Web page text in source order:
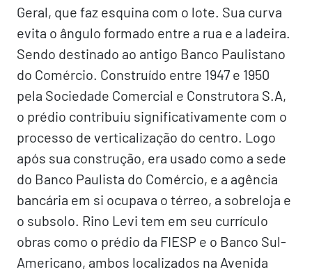
Geral, que faz esquina com o lote. Sua curva
evita o ângulo formado entre a rua e a ladeira.
Sendo destinado ao antigo Banco Paulistano
do Comércio. Construído entre 1947 e 1950
pela Sociedade Comercial e Construtora S.A,
o prédio contribuiu significativamente com o
processo de verticalização do centro. Logo
após sua construção, era usado como a sede
do Banco Paulista do Comércio, e a agência
bancária em si ocupava o térreo, a sobreloja e
o subsolo. Rino Levi tem em seu currículo
obras como o prédio da FIESP e o Banco Sul-
Americano, ambos localizados na Avenida